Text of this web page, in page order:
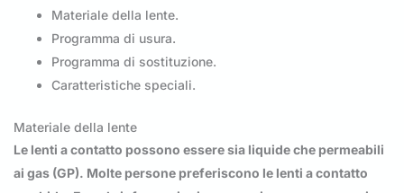
Materiale della lente.
Programma di usura.
Programma di sostituzione.
Caratteristiche speciali.
Materiale della lente
Le lenti a contatto possono essere sia liquide che permeabili
ai gas (GP). Molte persone preferiscono le lenti a contatto